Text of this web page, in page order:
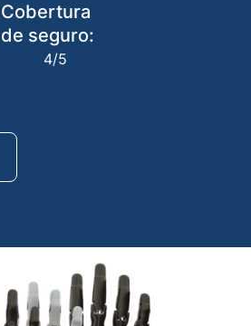
Cobertura
de seguro:
4/5